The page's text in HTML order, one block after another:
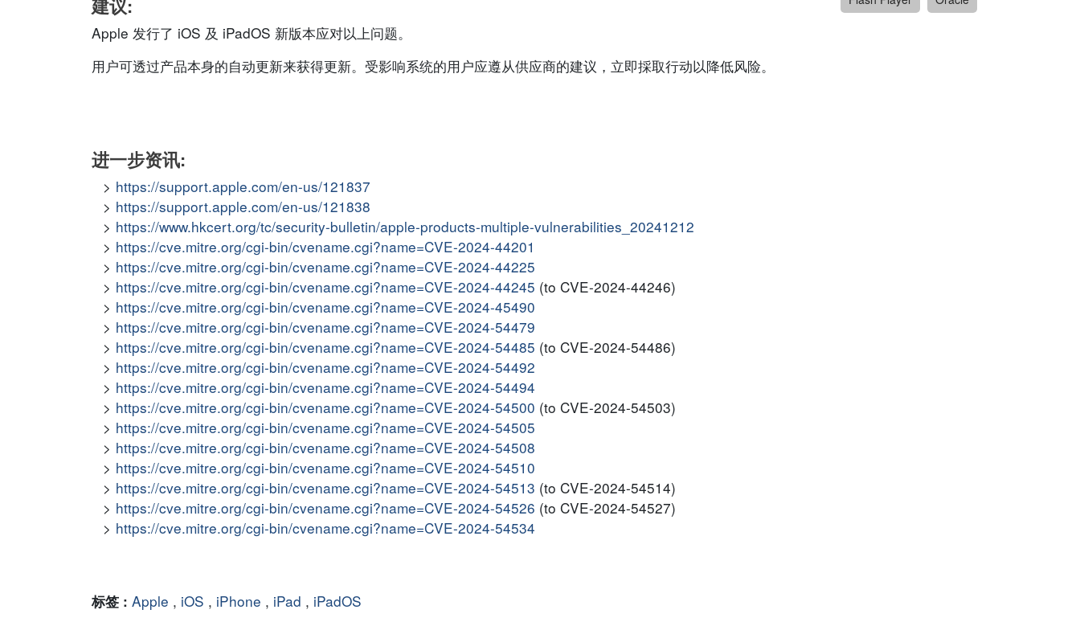
建议:
Apple 发行了 iOS 及 iPadOS 新版本应对以上问题。
用户可透过产品本身的自动更新来获得更新。受影响系统的用户应遵从供应商的建议，立即採取行动以降低风险。
进一步资讯:
https://support.apple.com/en-us/121837
https://support.apple.com/en-us/121838
https://www.hkcert.org/tc/security-bulletin/apple-products-multiple-vulnerabilities_20241212
https://cve.mitre.org/cgi-bin/cvename.cgi?name=CVE-2024-44201
https://cve.mitre.org/cgi-bin/cvename.cgi?name=CVE-2024-44225
https://cve.mitre.org/cgi-bin/cvename.cgi?name=CVE-2024-44245 (to CVE-2024-44246)
https://cve.mitre.org/cgi-bin/cvename.cgi?name=CVE-2024-45490
https://cve.mitre.org/cgi-bin/cvename.cgi?name=CVE-2024-54479
https://cve.mitre.org/cgi-bin/cvename.cgi?name=CVE-2024-54485 (to CVE-2024-54486)
https://cve.mitre.org/cgi-bin/cvename.cgi?name=CVE-2024-54492
https://cve.mitre.org/cgi-bin/cvename.cgi?name=CVE-2024-54494
https://cve.mitre.org/cgi-bin/cvename.cgi?name=CVE-2024-54500 (to CVE-2024-54503)
https://cve.mitre.org/cgi-bin/cvename.cgi?name=CVE-2024-54505
https://cve.mitre.org/cgi-bin/cvename.cgi?name=CVE-2024-54508
https://cve.mitre.org/cgi-bin/cvename.cgi?name=CVE-2024-54510
https://cve.mitre.org/cgi-bin/cvename.cgi?name=CVE-2024-54513 (to CVE-2024-54514)
https://cve.mitre.org/cgi-bin/cvename.cgi?name=CVE-2024-54526 (to CVE-2024-54527)
https://cve.mitre.org/cgi-bin/cvename.cgi?name=CVE-2024-54534
标签 : Apple , iOS , iPhone , iPad , iPadOS